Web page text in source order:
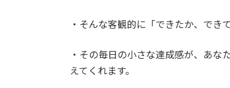
・そんな客観的に「できたか、でき
・その毎日の小さな達成感が、あな
えてくれます。